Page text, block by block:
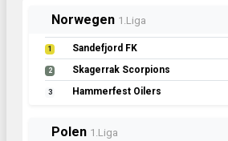
Norwegen 1.Liga
1 Sandefjord FK
2 Skagerrak Scorpions
3 Hammerfest Oilers
Polen 1.Liga